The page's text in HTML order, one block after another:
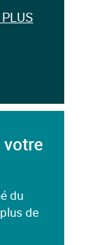
votre
du
de